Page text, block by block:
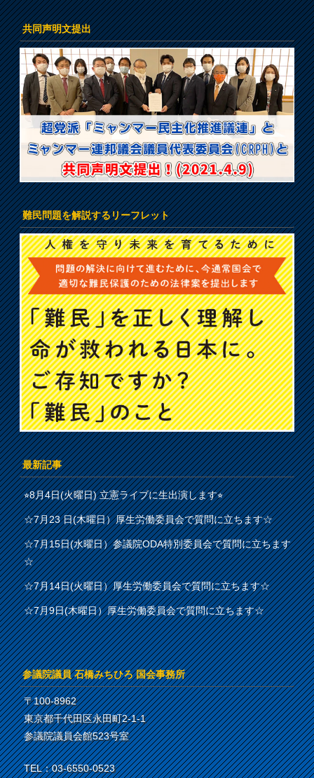
共同声明文提出
難民問題を解説するリーフレット
最新記事
⭐︎8月4日(火曜日) 立憲ライブに生出演します⭐︎
☆7月23 日(木曜日）厚生労働委員会で質問に立ちます☆
☆7月15日(水曜日）参議院ODA特別委員会で質問に立ちます
☆
☆7月14日(火曜日）厚生労働委員会で質問に立ちます☆
☆7月9日(木曜日）厚生労働委員会で質問に立ちます☆
参議院議員 石橋みちひろ 国会事務所
〒100-8962
東京都千代田区永田町2-1-1
参議院議員会館523号室
TEL：03-6550-0523